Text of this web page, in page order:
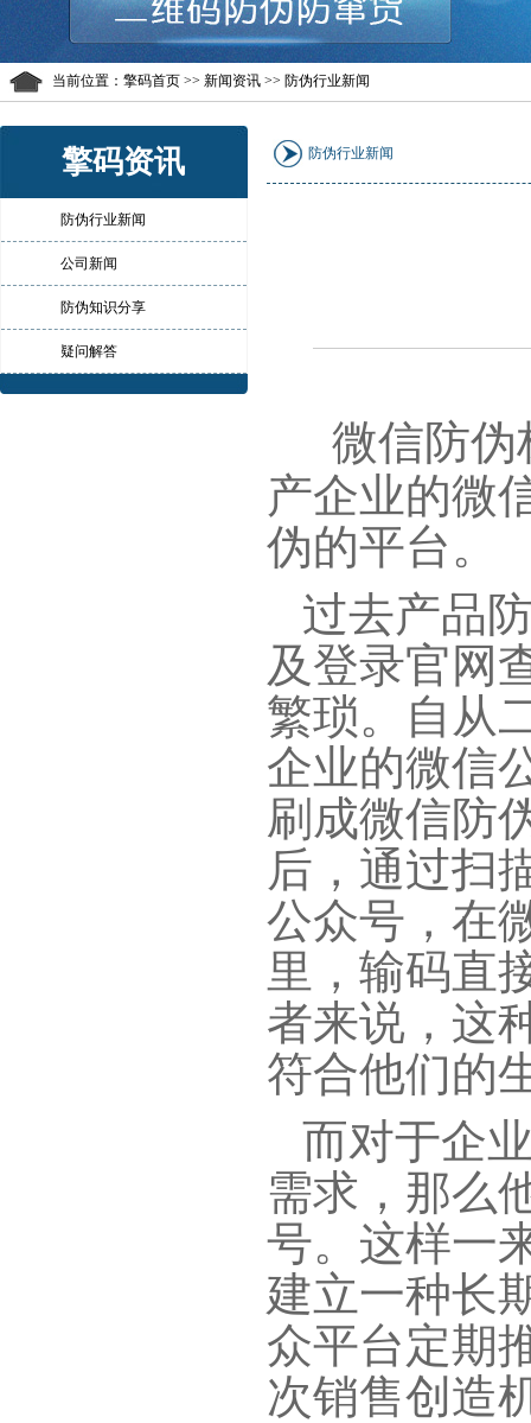
当前位置： 擎码首页 >> 新闻资讯 >> 防伪行业新闻
擎码资讯
防伪行业新闻
公司新闻
防伪知识分享
疑问解答
防伪行业新闻
微信防伪
产企业的微
伪的平台。
过去产品
及登录官网
繁琐。自从
企业的微信
刷成微信防
后，通过扫
公众号，在
里，输码直
者来说，这
符合他们的
而对于企
需求，那么
号。这样一
建立一种长
众平台定期
次销售创造